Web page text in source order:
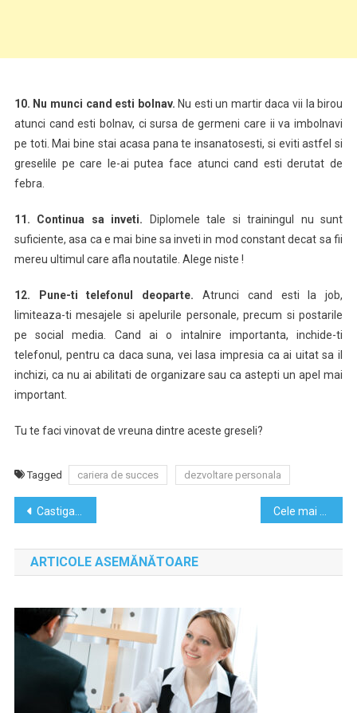
10. Nu munci cand esti bolnav. Nu esti un martir daca vii la birou
atunci cand esti bolnav, ci sursa de germeni care ii va imbolnavi
pe toti. Mai bine stai acasa pana te insanatosesti, si eviti astfel si
greselile pe care le-ai putea face atunci cand esti derutat de
febra.
11. Continua sa inveti. Diplomele tale si trainingul nu sunt
suficiente, asa ca e mai bine sa inveti in mod constant decat sa fii
mereu ultimul care afla noutatile. Alege niste !
12. Pune-ti telefonul deoparte. Atrunci cand esti la job,
limiteaza-ti mesajele si apelurile personale, precum si postarile
pe social media. Cand ai o intalnire importanta, inchide-ti
telefonul, pentru ca daca suna, vei lasa impresia ca ai uitat sa il
inchizi, ca nu ai abilitati de organizare sau ca astepti un apel mai
important.
Tu te faci vinovat de vreuna dintre aceste greseli?
Tagged cariera de succes dezvoltare personala
Navigare
în
articole
Castiga o tabara de 2 saptamani in Anglia, oferita de Mirunette International Education! Cele mai frumoase citate de dragoste
ARTICOLE ASEMĂNĂTOARE